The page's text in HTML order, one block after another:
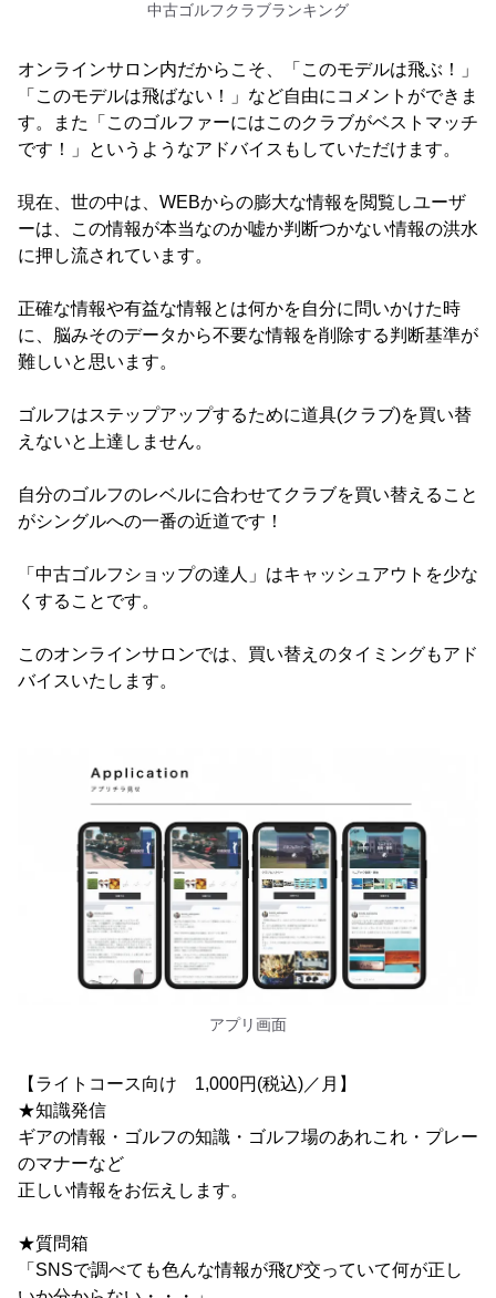
中古ゴルフクラブランキング
オンラインサロン内だからこそ、「このモデルは飛ぶ！」
「このモデルは飛ばない！」など自由にコメントができま
す。また「このゴルファーにはこのクラブがベストマッチ
です！」というようなアドバイスもしていただけます。
現在、世の中は、WEBからの膨大な情報を閲覧しユーザ
ーは、この情報が本当なのか嘘か判断つかない情報の洪水
に押し流されています。
正確な情報や有益な情報とは何かを自分に問いかけた時
に、脳みそのデータから不要な情報を削除する判断基準が
難しいと思います。
ゴルフはステップアップするために道具(クラブ)を買い替
えないと上達しません。
自分のゴルフのレベルに合わせてクラブを買い替えること
がシングルへの一番の近道です！
「中古ゴルフショップの達人」はキャッシュアウトを少な
くすることです。
このオンラインサロンでは、買い替えのタイミングもアド
バイスいたします。
アプリ画面
【ライトコース向け 1,000円(税込)／月】
★知識発信
ギアの情報・ゴルフの知識・ゴルフ場のあれこれ・プレー
のマナーなど
正しい情報をお伝えします。
★質問箱
「SNSで調べても色んな情報が飛び交っていて何が正し